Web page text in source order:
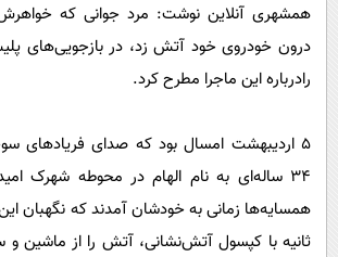
مجله تصویری سلاح
ورزش
سیاست
فناوری
گوناگون
خواندنی ها و دیدنی ها
داستان کوتاه
روانشناسی
آشپزی
دانلود
آموزش زبان
همشهری آنلاین نوشت: مرد جوانی که
درون خودروی خود آتش زد، در بازجویی‌های
رادرباره این ماجرا مطرح کرد.
۵ اردیبهشت امسال بود که صدای فریادهای
۳۴ ساله‌ای به نام الهام در محوطه شهرک
همسایه‌ها زمانی به خودشان آمدند که نگهبان
ثانیه با کپسول آتش‌نشانی، آتش را از ماشین و